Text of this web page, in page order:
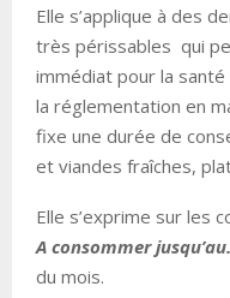
Elle s’applique à des
très périssables qui
immédiat pour la santé
la réglementation en
fixe une durée de
et viandes fraîches,
Elle s’exprime sur les
A consommer
du mois.